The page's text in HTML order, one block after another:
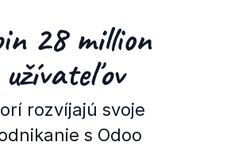
28 million
užívateľov
rozvíjajú svoje
s Odoo